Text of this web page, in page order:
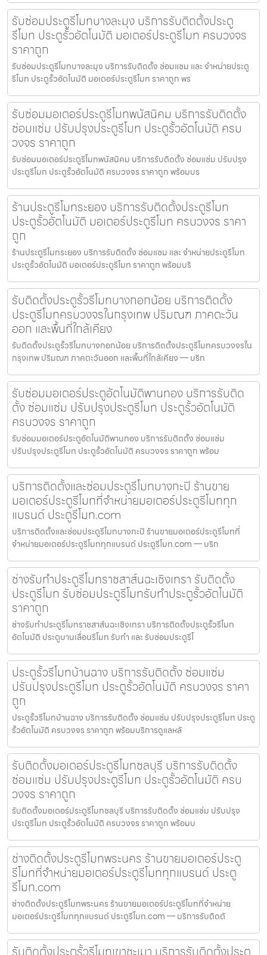
รับซ่อมประตูรีโมทบางละมุง บริการรับติดตั้งประตู
รีโมท ประตูรั้วอัตโนมัติ มอเตอร์ประตูรีโมท ครบวงจร
ราคาถูก
รับซ่อมประตูรีโมทบางละมุง บริการรับติดตั้ง ซ่อมแซม และ จำหน่ายประตู
รีโมท ประตูรั้วอัตโนมัติ มอเตอร์ประตูรีโมท ราคาถูก พร
รับซ่อมมอเตอร์ประตูรีโมทพนัสนิคม บริการรับติดตั้ง
ซ่อมแซ่ม ปรับปรุงประตูรีโมท ประตูรั้วอัตโนมัติ ครบ
วงจร ราคาถูก
รับซ่อมมอเตอร์ประตูรีโมทพนัสนิคม บริการรับติดตั้ง ซ่อมแซ่ม ปรับปรุง
ประตูรีโมท ประตูรั้วอัตโนมัติ ครบวงจร ราคาถูก พร้อมบร
ร้านประตูรีโมทระยอง บริการรับติดตั้งประตูรีโมท
ประตูรั้วอัตโนมัติ มอเตอร์ประตูรีโมท ครบวงจร ราคา
ถูก
ร้านประตูรีโมทระยอง บริการรับติดตั้ง ซ่อมแซม และ จำหน่ายประตูรีโมท
ประตูรั้วอัตโนมัติ มอเตอร์ประตูรีโมท ราคาถูก พร้อมบริ
รับติดตั้งประตูรั้วรีโมทบางกอกน้อย บริการติดตั้ง
ประตูรีโมทครบวงจรในกรุงเทพ ปริมณฑ ภาคตะวัน
ออก และพื้นที่ใกล้เคียง
รับติดตั้งประตูรั้วรีโมทบางกอกน้อย บริการติดตั้งประตูรีโมทครบวงจรใน
กรุงเทพ ปริมณฑ ภาคตะวันออก และพื้นที่ใกล้เคียง — บริก
รับซ่อมมอเตอร์ประตูอัตโนมัติพานทอง บริการรับติด
ตั้ง ซ่อมแซ่ม ปรับปรุงประตูรีโมท ประตูรั้วอัตโนมัติ
ครบวงจร ราคาถูก
รับซ่อมมอเตอร์ประตูอัตโนมัติพานทอง บริการรับติดตั้ง ซ่อมแซ่ม
ปรับปรุงประตูรีโมท ประตูรั้วอัตโนมัติ ครบวงจร ราคาถูก พร้อม
บริการติดตั้งและซ่อมประตูรีโมทบางกะปิ ร้านขาย
มอเตอร์ประตูรีโมทที่จำหน่ายมอเตอร์ประตูรีโมททุก
แบรนด์ ประตูรีโมท.com
บริการติดตั้งและซ่อมประตูรีโมทบางกะปิ ร้านขายมอเตอร์ประตูรีโมทที่
จำหน่ายมอเตอร์ประตูรีโมททุกแบรนด์ ประตูรีโมท.com — บริก
ช่างรับทำประตูรีโมทราชสาส์นฉะเชิงเทรา รับติดตั้ง
ประตูรีโมท รับซ่อมประตูรีโมทรับทำประตูรั้วอัตโนมัติ
ราคาถูก
ช่างรับทำประตูรีโมทราชสาส์นฉะเชิงเทรา บริการติดตั้งประตูรั้วรีโมท
อัตโนมัติ ประตูบานเลื่อนรีโมท รับทำ และ รับซ่อมประตูรีโ
ประตูรั้วรีโมทบ้านฉาง บริการรับติดตั้ง ซ่อมแซ่ม
ปรับปรุงประตูรีโมท ประตูรั้วอัตโนมัติ ครบวงจร ราคา
ถูก
ประตูรั้วรีโมทบ้านฉาง บริการรับติดตั้ง ซ่อมแซ่ม ปรับปรุงประตูรีโมท ประตู
รั้วอัตโนมัติ ครบวงจร ราคาถูก พร้อมบริการดูแลหลั
รับติดตั้งมอเตอร์ประตูรีโมทชลบุรี บริการรับติดตั้ง
ซ่อมแซ่ม ปรับปรุงประตูรีโมท ประตูรั้วอัตโนมัติ ครบ
วงจร ราคาถูก
รับติดตั้งมอเตอร์ประตูรีโมทชลบุรี บริการรับติดตั้ง ซ่อมแซ่ม ปรับปรุง
ประตูรีโมท ประตูรั้วอัตโนมัติ ครบวงจร ราคาถูก พร้อมบ
ช่างติดตั้งประตูรีโมทพระนคร ร้านขายมอเตอร์ประตู
รีโมทที่จำหน่ายมอเตอร์ประตูรีโมททุกแบรนด์ ประตู
รีโมท.com
ช่างติดตั้งประตูรีโมทพระนคร ร้านขายมอเตอร์ประตูรีโมทที่จำหน่าย
มอเตอร์ประตูรีโมททุกแบรนด์ ประตูรีโมท.com — บริการรับติดตั